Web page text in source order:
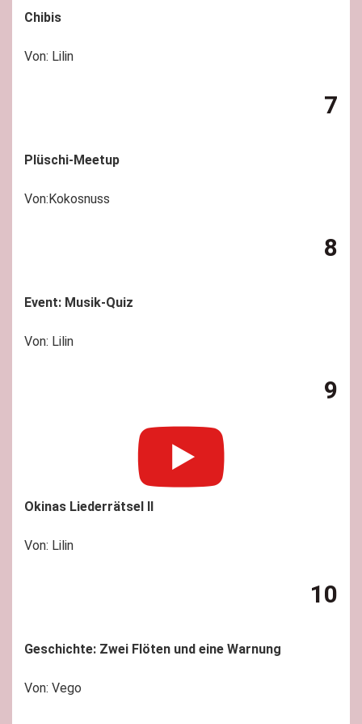
Chibis
Von: Lilin
7
Plüschi-Meetup
Von:Kokosnuss
8
Event: Musik-Quiz
Von: Lilin
9
Okinas Liederrätsel II
Von: Lilin
10
Geschichte: Zwei Flöten und eine Warnung
Von: Vego